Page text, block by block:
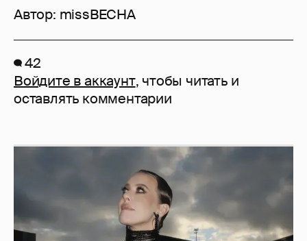
Автор: missBECHA
42
Войдите в аккаунт, чтобы читать и
оставлять комментарии